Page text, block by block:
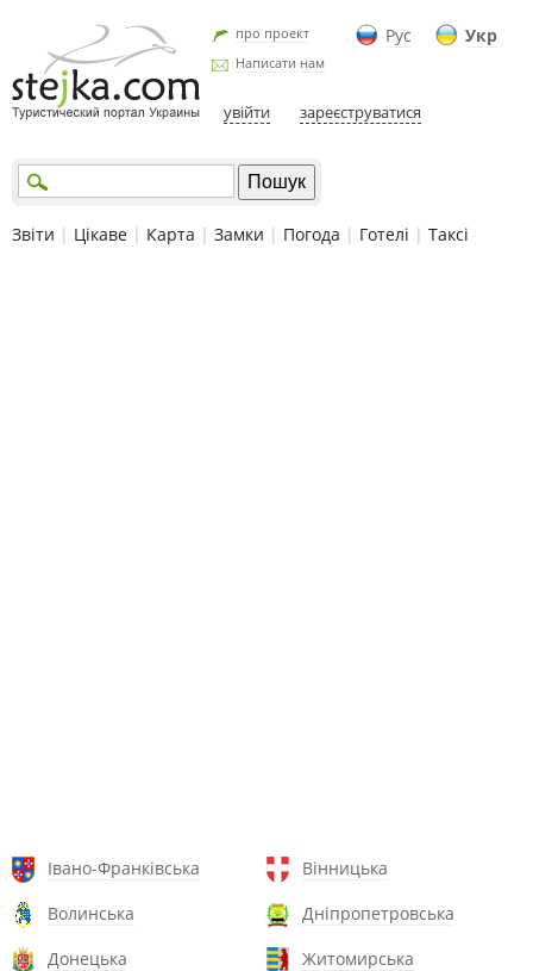
Рус Укр
про проект
Написати нам
увійти зареєструватися
Звіти | Цікаве | Карта | Замки | Погода | Готелі | Таксі
Івано-Франківська
Вінницька
Волинська
Дніпропетровська
Донецька
Житомирська